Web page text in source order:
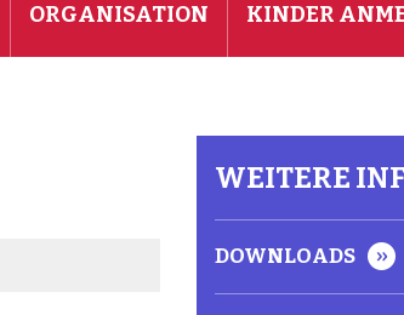
ORGANISATION KINDER
DOWNLOADS